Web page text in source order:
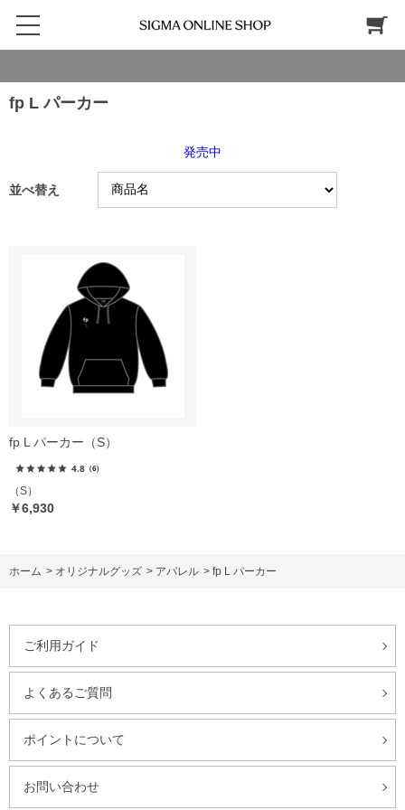
fp L パーカー
発売中
並べ替え
fp L パーカー（S）
4.8 （6）
（S）
￥6,930
ホーム > オリジナルグッズ > アパレル > fp L パーカー
ご利用ガイド
よくあるご質問
ポイントについて
お問い合わせ